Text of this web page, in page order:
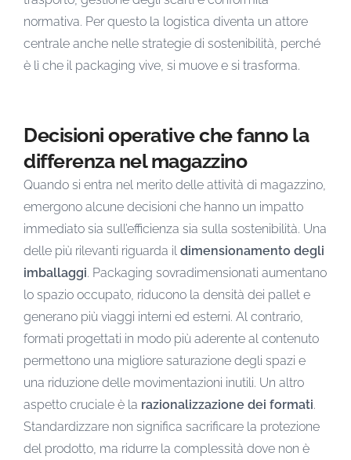
normativa. Per questo la logistica diventa un attore
centrale anche nelle strategie di sostenibilità, perché
è lì che il packaging vive, si muove e si trasforma.
Decisioni operative che fanno la
differenza nel magazzino
Quando si entra nel merito delle attività di magazzino,
emergono alcune decisioni che hanno un impatto
immediato sia sull’efficienza sia sulla sostenibilità. Una
delle più rilevanti riguarda il dimensionamento degli
imballaggi. Packaging sovradimensionati aumentano
lo spazio occupato, riducono la densità dei pallet e
generano più viaggi interni ed esterni. Al contrario,
formati progettati in modo più aderente al contenuto
permettono una migliore saturazione degli spazi e
una riduzione delle movimentazioni inutili. Un altro
aspetto cruciale è la razionalizzazione dei formati.
Standardizzare non significa sacrificare la protezione
del prodotto, ma ridurre la complessità dove non è